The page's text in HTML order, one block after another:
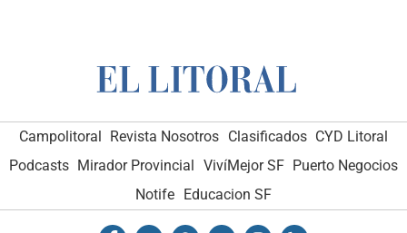
Campolitoral Revista Nosotros Clasificados CYD Litoral
Podcasts Mirador Provincial VivíMejor SF Puerto Negocios
Notife Educacion SF